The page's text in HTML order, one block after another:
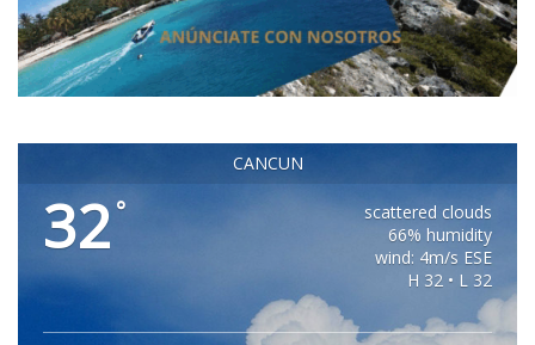
CANCUN
32 °
scattered clouds
66% humidity
wind: 4m/s ESE
H 32 • L 32